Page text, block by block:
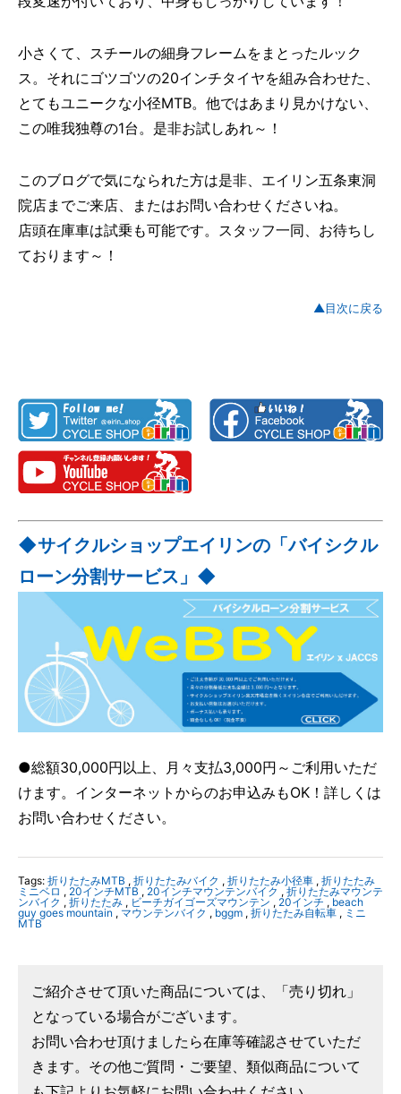
小さくて、スチールの細身フレームをまとったルック
ス。それにゴツゴツの20インチタイヤを組み合わせた、
とてもユニークな小径MTB。他ではあまり見かけない、
この唯我独尊の1台。是非お試しあれ～！
このブログで気になられた方は是非、エイリン五条東洞
院店までご来店、またはお問い合わせくださいね。
店頭在庫車は試乗も可能です。スタッフ一同、お待ちし
ております～！
▲目次に戻る
◆サイクルショップエイリンの「バイシクル
ローン分割サービス」◆
●総額30,000円以上、月々支払3,000円～ご利用いただ
けます。インターネットからのお申込みもOK！詳しくは
お問い合わせください。
Tags: 折りたたみMTB , 折りたたみバイク , 折りたたみ小径車 , 折りたたみ
ミニベロ , 20インチMTB , 20インチマウンテンバイク ,折りたたみマウンテ
ンバイク , 折りたたみ , ビーチガイゴーズマウンテン , 20インチ, beach
guy goes mountain , マウンテンバイク , bggm , 折りたたみ自転車 , ミニ
MTB
ご紹介させて頂いた商品については、「売り切れ」
となっている場合がございます。
お問い合わせ頂けましたら在庫等確認させていただ
きます。その他ご質問・ご要望、類似商品について